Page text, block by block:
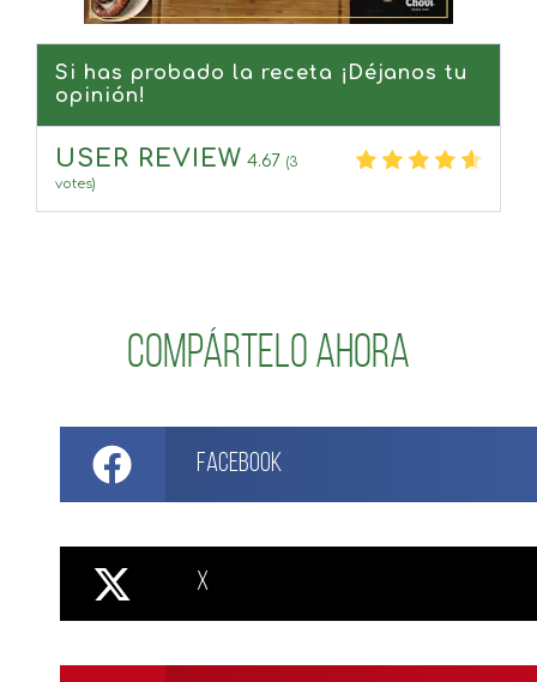
Si has probado la receta ¡Déjanos tu
opinión!
USER REVIEW 4.67 (3
votes)
Compártelo ahora
Facebook
X